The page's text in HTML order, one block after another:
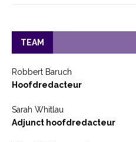
TEAM
Robbert Baruch
Hoofdredacteur
Sarah Whitlau
Adjunct hoofdredacteur